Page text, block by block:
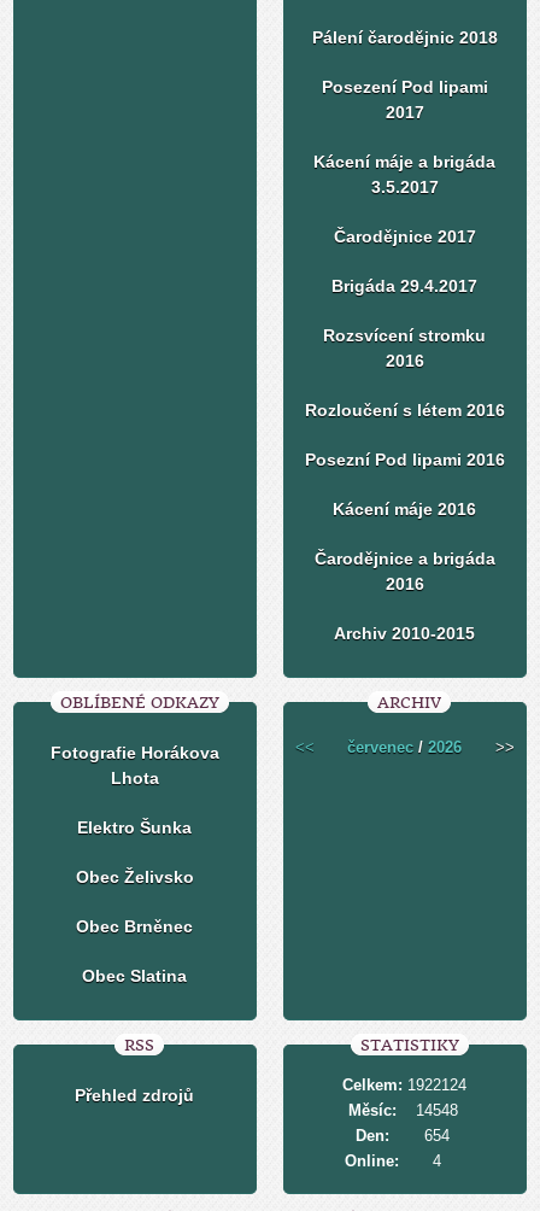
Pálení čarodějnic 2018
Posezení Pod lipami
2017
Kácení máje a brigáda
3.5.2017
Čarodějnice 2017
Brigáda 29.4.2017
Rozsvícení stromku
2016
Rozloučení s létem 2016
Posezní Pod lipami 2016
Kácení máje 2016
Čarodějnice a brigáda
2016
Archiv 2010-2015
OBLÍBENÉ ODKAZY
Fotografie Horákova
Lhota
Elektro Šunka
Obec Želivsko
Obec Brněnec
Obec Slatina
ARCHIV
<< červenec /2026 >>
RSS
Přehled zdrojů
STATISTIKY
Online: 4
Celkem: 1922124
Měsíc:
14548
Den:
654